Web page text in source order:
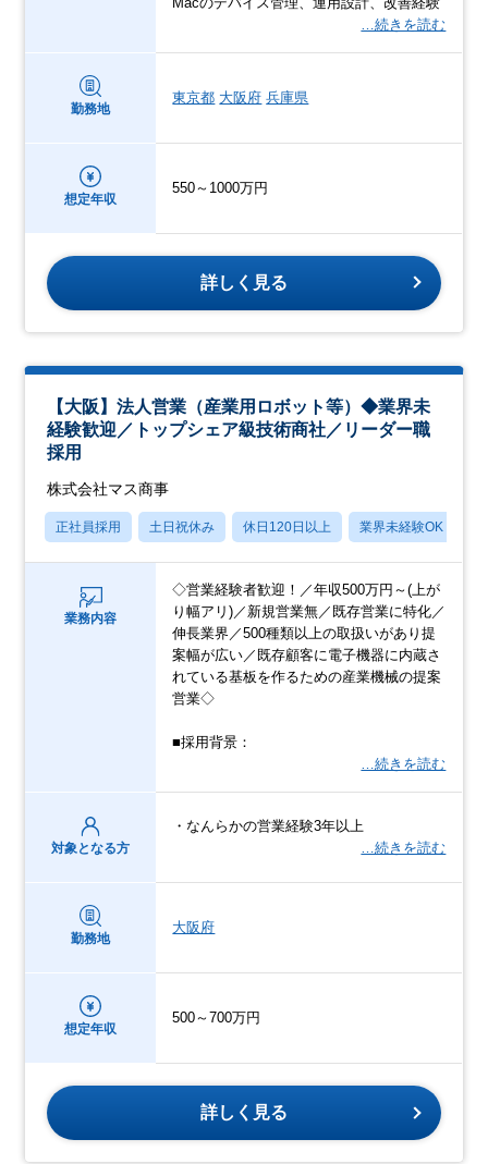
…続きを読む
勤務地
東京都 大阪府 兵庫県
想定年収
550～1000万円
詳しく見る
【大阪】法人営業（産業用ロボット等）◆業界未
経験歓迎／トップシェア級技術商社／リーダー職
採用
株式会社マス商事
正社員採用 土日祝休み 休日120日以上 業界未経験OK
業務内容
◇営業経験者歓迎！／年収500万円～(上が
り幅アリ)／新規営業無／既存営業に特化／
伸長業界／500種類以上の取扱いがあり提
案幅が広い／既存顧客に電子機器に内蔵さ
れている基板を作るための産業機械の提案
営業◇
■採用背景：
…続きを読む
対象となる方
・なんらかの営業経験3年以上
…続きを読む
勤務地
大阪府
想定年収
500～700万円
詳しく見る